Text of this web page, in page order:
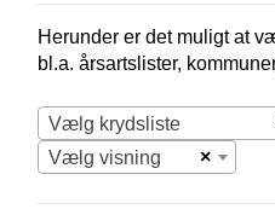
Herunder er det muligt at
bl.a. årsartslister,
Vælg krydsliste
×
Vælg visning